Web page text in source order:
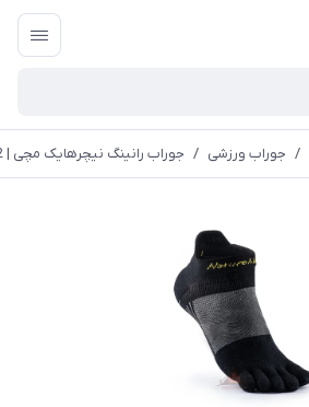
/ جوراب ورزشی / جوراب رانینگ نیچرهایک مچی | NH20FS002